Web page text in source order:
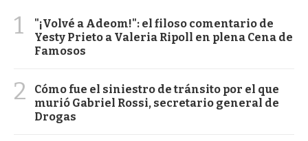
1
"¡Volvé a Adeom!": el filoso comentario de
Yesty Prieto a Valeria Ripoll en plena Cena de
Famosos
2
Cómo fue el siniestro de tránsito por el que
murió Gabriel Rossi, secretario general de
Drogas